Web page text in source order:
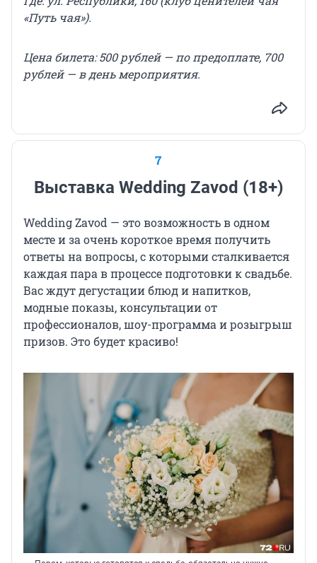
«Путь чая»).
Цена билета: 500 рублей — по предоплате, 700
рублей — в день мероприятия.
7
Выставка Wedding Zavod (18+)
Wedding Zavod — это возможность в одном
месте и за очень короткое время получить
ответы на вопросы, с которыми сталкивается
каждая пара в процессе подготовки к свадьбе.
Вас ждут дегустации блюд и напитков,
модные показы, консультации от
профессионалов, шоу-программа и розыгрыш
призов. Это будет красиво!